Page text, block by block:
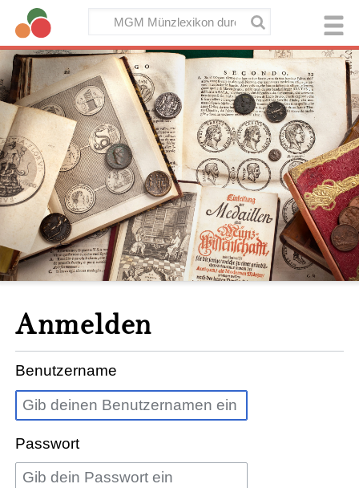
Anmelden
Benutzername
Passwort